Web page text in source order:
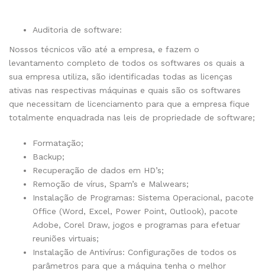
Auditoria de software:
Nossos técnicos vão até a empresa, e fazem o
levantamento completo de todos os softwares os quais a
sua empresa utiliza, são identificadas todas as licenças
ativas nas respectivas máquinas e quais são os softwares
que necessitam de licenciamento para que a empresa fique
totalmente enquadrada nas leis de propriedade de software;
Formatação;
Backup;
Recuperação de dados em HD’s;
Remoção de vírus, Spam’s e Malwears;
Instalação de Programas: Sistema Operacional, pacote
Office (Word, Excel, Power Point, Outlook), pacote
Adobe, Corel Draw, jogos e programas para efetuar
reuniões virtuais;
Instalação de Antivírus: Configurações de todos os
parâmetros para que a máquina tenha o melhor